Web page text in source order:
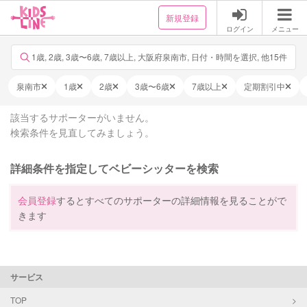
新規登録
ログイン メニュー
1歳, 2歳, 3歳〜6歳, 7歳以上, 大阪府泉南市, 日付・時間を選択, 他15件
泉南市 1歳 2歳 3歳〜6歳 7歳以上 定期割引中
該当するサポーターがいません。
検索条件を見直してみましょう。
詳細条件を指定してベビーシッターを検索
会員登録するとすべてのサポーターの詳細情報を見ることがで
きます
サービス
TOP